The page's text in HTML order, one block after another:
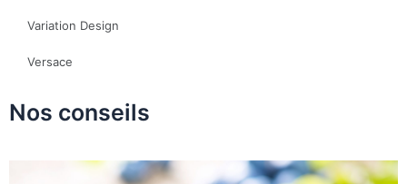
Variation Design
Versace
Nos conseils